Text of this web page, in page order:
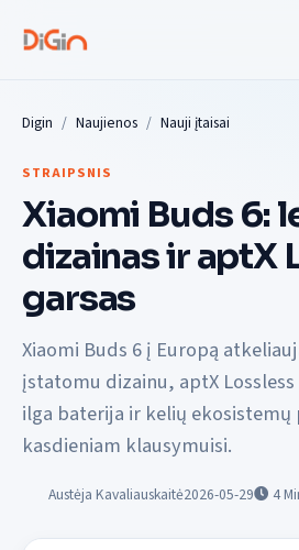
Digin Naujienos Nauji įtaisai
STRAIPSNIS
Xiaomi Buds 6:
dizainas ir aptX
garsas
Xiaomi Buds 6 į Europą
įstatomu dizainu, aptX
ilga baterija ir kelių ekosistemų
kasdieniam klausymuisi.
Austėja Kavaliauskaitė2026-05-29 4